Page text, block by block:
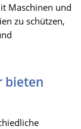
Maschinen und
zu schützen,
bieten